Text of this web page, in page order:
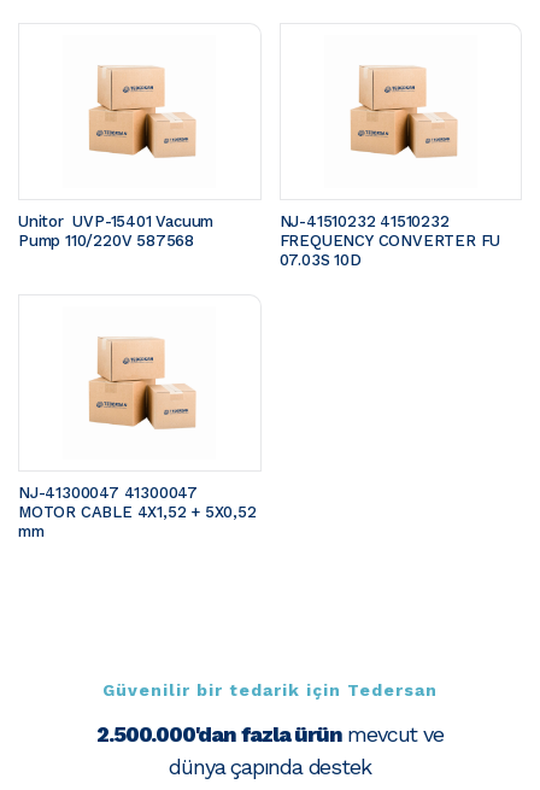
Unitor  UVP-15401 Vacuum
Pump 110/220V 587568
NJ-41510232 41510232
FREQUENCY CONVERTER FU
07.03S 10D
NJ-41300047 41300047
MOTOR CABLE 4X1,52 + 5X0,52
mm
Güvenilir bir tedarik için Tedersan
2.500.000'dan fazla ürünmevcut ve
dünya çapında destek